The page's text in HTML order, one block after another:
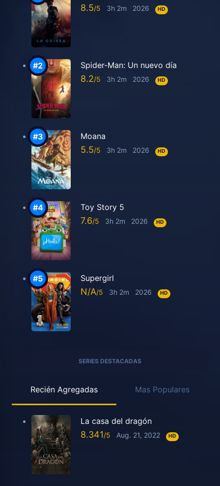
8.5 3h 2m 2026 HD
Spider-Man: Un nuevo día
8.2 3h 2m 2026 HD
Moana
5.5 3h 2m 2026 HD
Toy Story 5
7.6 3h 2m 2026 HD
Supergirl
N/A 3h 2m 2026 HD
SERIES DESTACADAS
Recién Agregadas Mas Populares
La casa del dragón
8.341 Aug. 21, 2022 HD